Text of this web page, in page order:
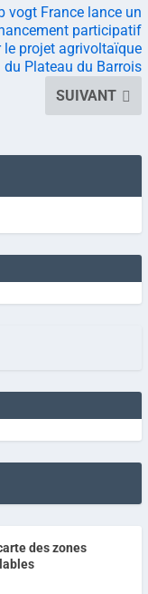
Ib vogt France lance un
participatif
le projet agrivoltaïque
du Plateau du Barrois
SUIVANT
des zones